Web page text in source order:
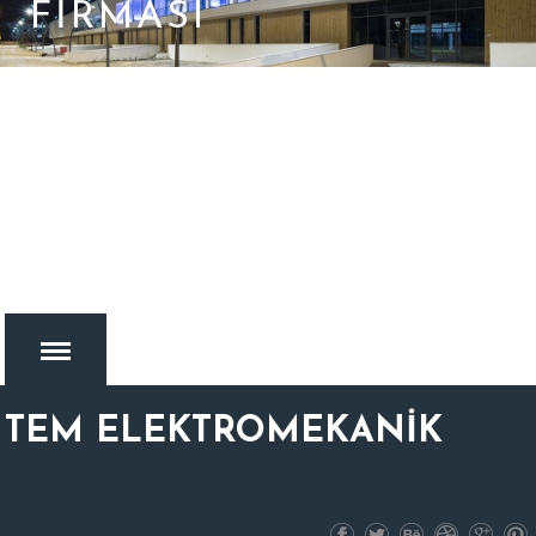
FIRMASI
TEM ELEKTROMEKANİK
MENU